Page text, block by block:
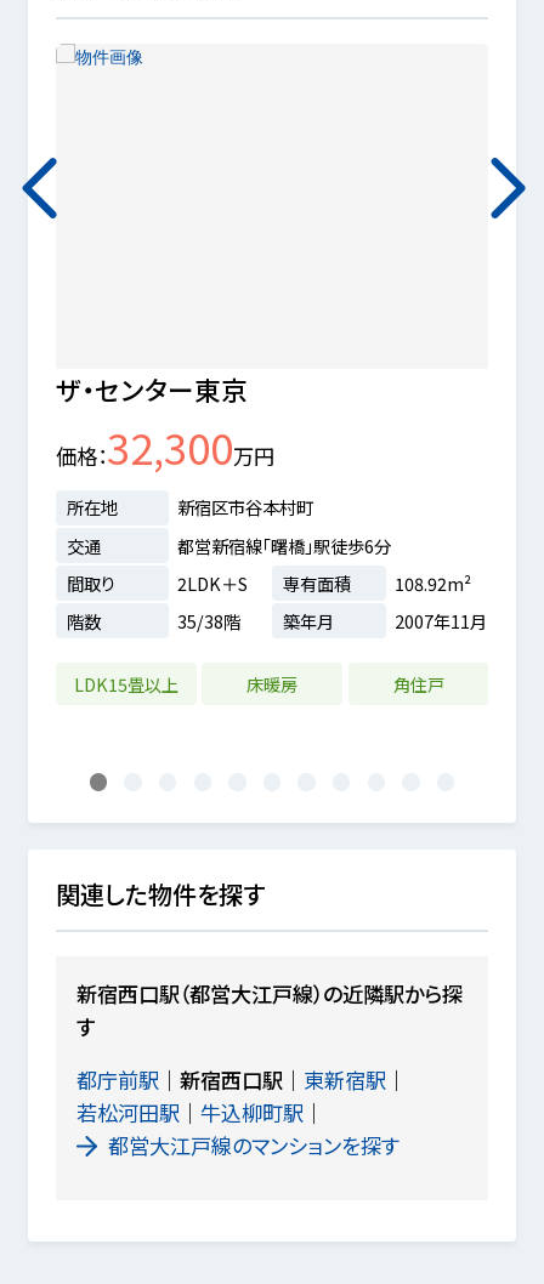
ザ・センター東京
価格 32,300万円
所在地
新宿区市谷本村町
交通
都営新宿線「曙橋」駅徒歩6分
間取り
2LDK＋S 専有面積
108.92m²
階数
35/38階 築年月 2007年11月
LDK15畳以上 床暖房 角住戸
1
関連した物件を探す
新宿西口駅（都営大江戸線）の近隣駅から探
す
都庁前駅
新宿西口駅
東新宿駅
若松河田駅
牛込柳町駅
都営大江戸線のマンションを探す